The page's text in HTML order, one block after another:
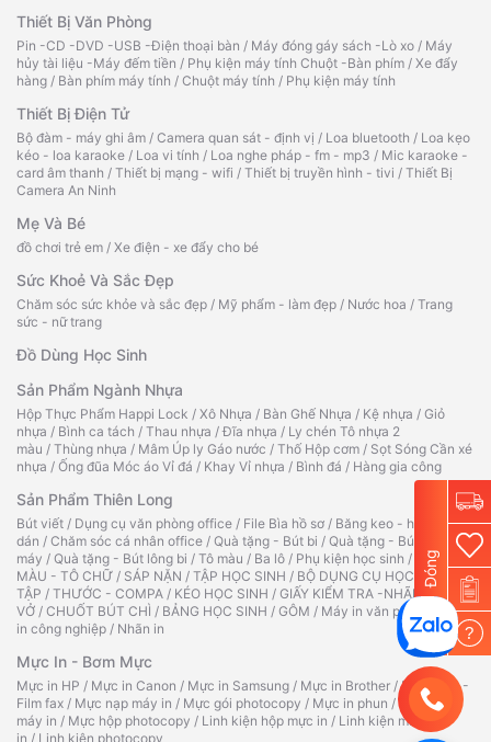
Thiết Bị Văn Phòng
Pin -CD -DVD -USB -Điện thoại bàn / Máy đóng gáy sách -Lò xo / Máy
hủy tài liệu -Máy đếm tiền / Phụ kiện máy tính Chuột -Bàn phím / Xe đẩy
hàng / Bàn phím máy tính / Chuột máy tính / Phụ kiện máy tính
Thiết Bị Điện Tử
Bộ đàm - máy ghi âm / Camera quan sát - định vị / Loa bluetooth / Loa kẹo
kéo - loa karaoke / Loa vi tính / Loa nghe pháp - fm - mp3 / Mic karaoke -
card âm thanh / Thiết bị mạng - wifi / Thiết bị truyền hình - tivi / Thiết Bị
Camera An Ninh
Mẹ Và Bé
đồ chơi trẻ em / Xe điện - xe đẩy cho bé
Sức Khoẻ Và Sắc Đẹp
Chăm sóc sức khỏe và sắc đẹp / Mỹ phẩm - làm đẹp / Nước hoa / Trang
sức - nữ trang
Đồ Dùng Học Sinh
Sản Phẩm Ngành Nhựa
Hộp Thực Phẩm Happi Lock / Xô Nhựa / Bàn Ghế Nhựa / Kệ nhựa / Giỏ
nhựa / Bình ca tách / Thau nhựa /Đĩa nhựa / Ly chén Tô nhựa 2
màu / Thùng nhựa / Mâm Úp ly Gáo nước / Thố Hộp cơm / Sọt Sóng Cần xé
nhựa / Ống đũa Móc áo Vỉ đá / Khay Vỉ nhựa / Bình đá / Hàng gia công
Sản Phẩm Thiên Long
Bút viết / Dụng cụ văn phòng office / File Bìa hồ sơ / Băng keo - hồ
dán / Chăm sóc cá nhân office / Quà tặng - Bút bi / Quà tặng - Bút
máy / Quà tặng - Bút lông bi / Tô màu / Ba lô / Phụ kiện học sinh /
TẬP TÔ
MÀU - TÔ CHỮ / SÁP NẶN / TẬP HỌC SINH / BỘ DỤNG CỤ HỌC
TẬP / THƯỚC - COMPA / KÉO HỌC SINH / GIẤY KIỂM TRA -NHÃN
VỞ / CHUỐT BÚT CHÌ / BẢNG HỌC SINH / GÔM / Máy in văn phòng
Máy
in công nghiệp / Nhãn in
Mực In - Bơm Mực
Mực in HP / Mực in Canon / Mực in Samsung / Mực in Brother /Ruy băng -
Film fax / Mực nạp máy in / Mực gói photocopy / Mực in phun / Hộp mực
máy in / Mực hộp photocopy / Linh kiện hộp mực in / Linh kiện máy
in / Linh kiện photocopy
Đóng
?